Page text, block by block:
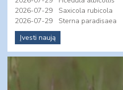
2026-07-29
Saxicola rubicola
2026-07-29
Sterna paradisaea
Įvesti naują